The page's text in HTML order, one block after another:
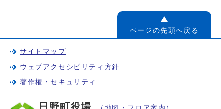
ページの先頭へ戻る
サイトマップ
ウェブアクセシビリティ方針
著作権・セキュリティ
日野町役場